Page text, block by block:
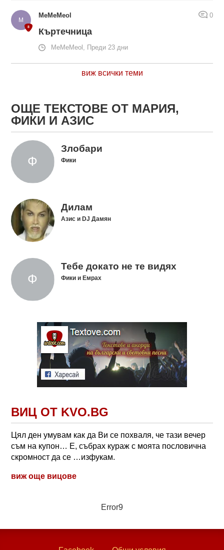
MeMeMeol 0
Къртечница
MeMeMeol, Преди 23 дни
виж всички теми
ОЩЕ ТЕКСТОВЕ ОТ МАРИЯ,
ФИКИ И АЗИС
Злобари
Фики
Дилам
Азис и DJ Дамян
Тебе докато не те видях
Фики и Емрах
ВИЦ ОТ KVO.BG
Цял ден умувам как да Ви се похваля, че тази вечер
съм на купон… Е, събрах кураж с моята пословична
скромност да се …изфукам.
виж още вицове
Error9